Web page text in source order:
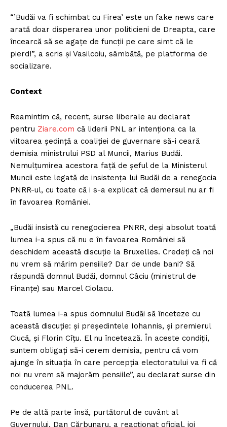
“’Budăi va fi schimbat cu Firea’ este un fake news care
arată doar disperarea unor politicieni de Dreapta, care
încearcă să se agaţe de funcţii pe care simt că le
pierd!”, a scris şi Vasilcoiu, sâmbătă, pe platforma de
socializare.
Context
Reamintim că, recent, surse liberale au declarat
pentru Ziare.com că liderii PNL ar intenţiona ca la
viitoarea şedinţă a coaliţiei de guvernare să-i ceară
demisia ministrului PSD al Muncii, Marius Budăi.
Nemulţumirea acestora faţă de şeful de la Ministerul
Muncii este legată de insistenţa lui Budăi de a renegocia
PNRR-ul, cu toate că i s-a explicat că demersul nu ar fi
în favoarea României.
„Budăi insistă cu renegocierea PNRR, deşi absolut toată
lumea i-a spus că nu e în favoarea României să
deschidem această discuţie la Bruxelles. Credeţi că noi
nu vrem să mărim pensiile? Dar de unde bani? Să
răspundă domnul Budăi, domnul Câciu (ministrul de
Finanţe) sau Marcel Ciolacu.
Toată lumea i-a spus domnului Budăi să înceteze cu
această discuţie: şi preşedintele Iohannis, şi premierul
Ciucă, şi Florin Cîţu. El nu încetează. În aceste condiţii,
suntem obligaţi să-i cerem demisia, pentru că vom
ajunge în situaţia în care percepţia electoratului va fi că
noi nu vrem să majorăm pensiile”, au declarat surse din
conducerea PNL.
Pe de altă parte însă, purtătorul de cuvânt al
Guvernului, Dan Cărbunaru, a reacţionat oficial, joi